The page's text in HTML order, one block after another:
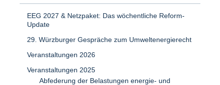
EEG 2027 & Netzpaket: Das wöchentliche Reform-
Update
29. Würzburger Gespräche zum Umweltenergierecht
Veranstaltungen 2026
Veranstaltungen 2025
Abfederung der Belastungen energie- und